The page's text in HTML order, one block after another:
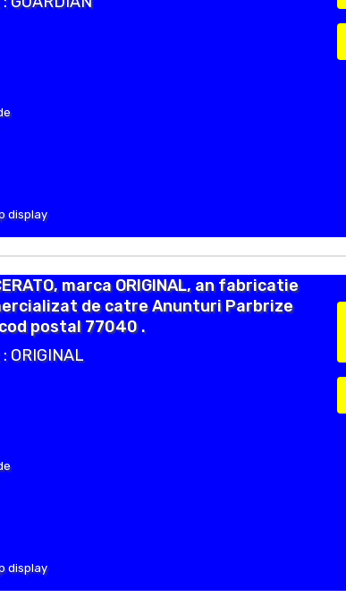
display
marca ORIGINAL, an fabricatie
de catre Anunturi Parbrize
cod postal 77040 .
ORIGINAL
display